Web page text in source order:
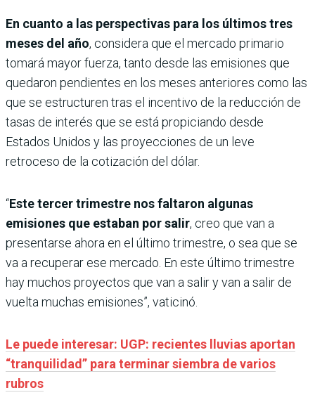
En cuanto a las perspectivas para los últimos tres
meses del año, considera que el mercado primario
tomará mayor fuerza, tanto desde las emisiones que
quedaron pendientes en los meses anteriores como las
que se estructuren tras el incentivo de la reducción de
tasas de interés que se está propiciando desde
Estados Unidos y las proyecciones de un leve
retroceso de la cotización del dólar.
“Este tercer trimestre nos faltaron algunas
emisiones que estaban por salir, creo que van a
presentarse ahora en el último trimestre, o sea que se
va a recuperar ese mercado. En este último trimestre
hay muchos proyectos que van a salir y van a salir de
vuelta muchas emisiones”, vaticinó.
Le puede interesar: UGP: recientes lluvias aportan
“tranquilidad” para terminar siembra de varios
rubros